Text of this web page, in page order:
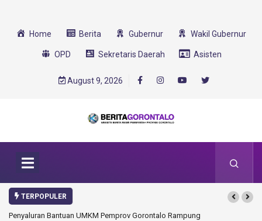
Home Berita Gubernur Wakil Gubernur
OPD Sekretaris Daerah Asisten
August 9, 2026
TERPOPULER
Penyaluran Bantuan UMKM Pemprov Gorontalo Rampung